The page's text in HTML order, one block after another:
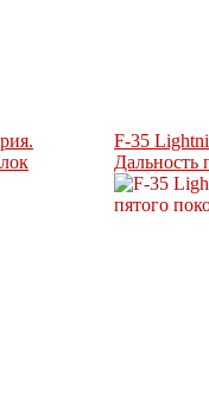
F-35
Дальность